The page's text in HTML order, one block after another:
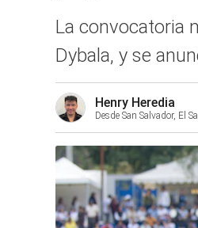
La convocatoria
Dybala, y se
Henry Heredia
Desde San Salvador, El